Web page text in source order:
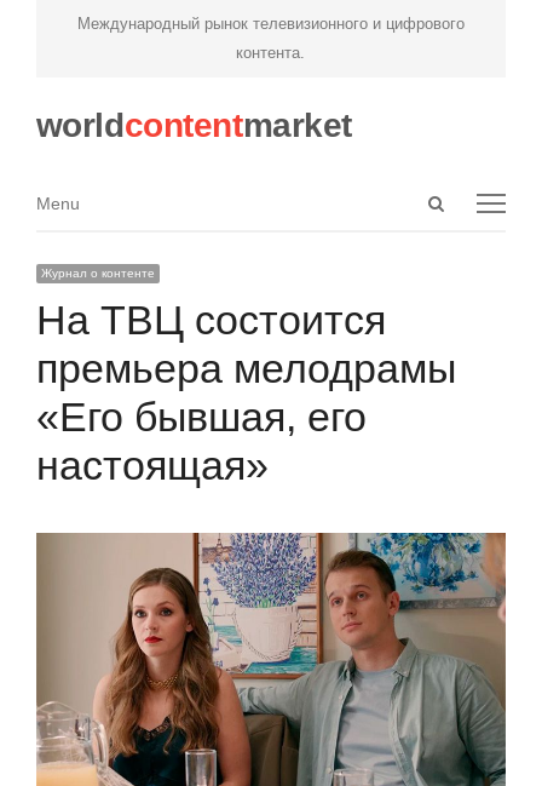
Международный рынок телевизионного и цифрового
контента.
worldcontentmarket
Open
Menu
Menu
Журнал о контенте
На ТВЦ состоится
премьера мелодрамы
«Его бывшая, его
настоящая»